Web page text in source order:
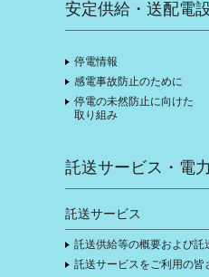
安定供給・送配電
停電情報
感電事故防止のために
停電の未然防止に向けた
取り組み
託送サービス・電
託送サービス
託送供給等の概要および託
託送サービスをご利用の皆